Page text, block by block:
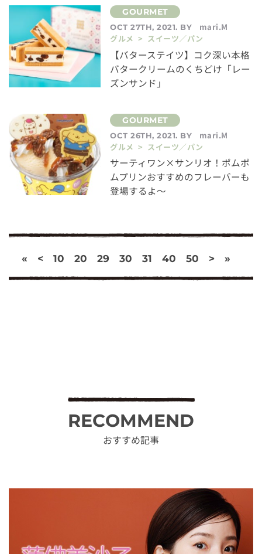
OCT 27TH, 2021. BY
mari.M
グルメ > スイーツ／パン
【バターステイツ】コク深い本格
バタークリームのくちどけ「レー
ズンサンド」
OCT 26TH, 2021. BY
mari.M
グルメ > スイーツ／パン
サーティワン×サンリオ！ポムポ
ムプリンおすすめのフレーバーも
登場するよ～
« < 10 20 29 30 31 40 50 > »
RECOMMEND
おすすめ記事